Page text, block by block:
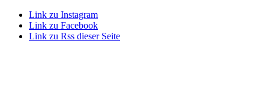
Link zu Instagram
Link zu Facebook
Link zu Rss dieser Seite